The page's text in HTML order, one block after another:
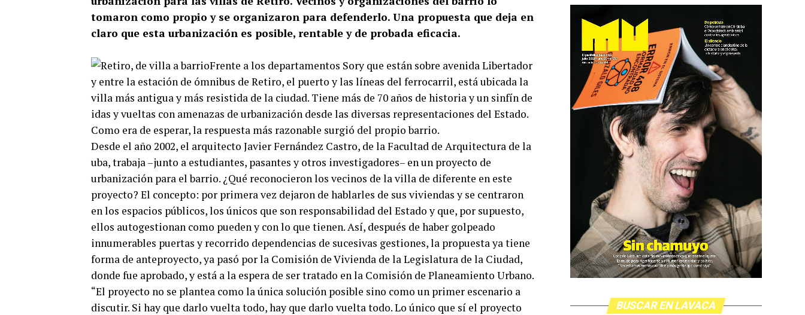
tomaron como propio y se organizaron para defenderlo. Una propuesta que deja en
claro que esta urbanización es posible, rentable y de probada eficacia.
Frente a los departamentos Sory que están sobre avenida Libertador
y entre la estación de ómnibus de Retiro, el puerto y las líneas del ferrocarril, está ubicada la
villa más antigua y más resistida de la ciudad. Tiene más de 70 años de historia y un sinfín de
idas y vueltas con amenazas de urbanización desde las diversas representaciones del Estado.
Como era de esperar, la respuesta más razonable surgió del propio barrio.
Desde el año 2002, el arquitecto Javier Fernández Castro, de la Facultad de Arquitectura de la
uba, trabaja –junto a estudiantes, pasantes y otros investigadores– en un proyecto de
urbanización para el barrio. ¿Qué reconocieron los vecinos de la villa de diferente en este
proyecto? El concepto: por primera vez dejaron de hablarles de sus viviendas y se centraron
en los espacios públicos, los únicos que son responsabilidad del Estado y que, por supuesto,
ellos autogestionan como pueden y con lo que tienen. Así, después de haber golpeado
innumerables puertas y recorrido dependencias de sucesivas gestiones, la propuesta ya tiene
forma de anteproyecto, ya pasó por la Comisión de Vivienda de la Legislatura de la Ciudad,
donde fue aprobado, y está a la espera de ser tratado en la Comisión de Planeamiento Urbano.
“El proyecto no se plantea como la única solución posible sino como un primer escenario a
discutir. Si hay que darlo vuelta todo, hay que darlo vuelta todo. Lo único que sí el proyecto
BUSCAR EN LAVACA